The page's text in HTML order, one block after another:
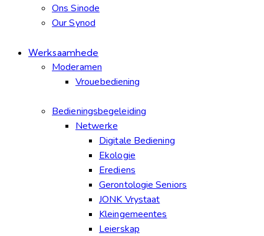
Ons Sinode
Our Synod
Werksaamhede
Moderamen
Vrouebediening
Bedieningsbegeleiding
Netwerke
Digitale Bediening
Ekologie
Erediens
Gerontologie Seniors
JONK Vrystaat
Kleingemeentes
Leierskap